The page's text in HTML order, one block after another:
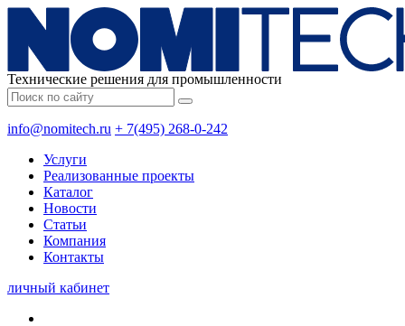
Технические решения для промышленности
info@nomitech.ru + 7(495) 268-0-242
Услуги
Реализованные проекты
Каталог
Новости
Статьи
Компания
Контакты
личный кабинет